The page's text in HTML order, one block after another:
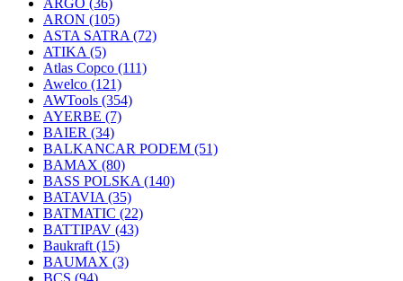
ARGO (36)
ARON (105)
ASTA SATRA (72)
ATIKA (5)
Atlas Copco (111)
Awelco (121)
AWTools (354)
AYERBE (7)
BAIER (34)
BALKANCAR PODEM (51)
BAMAX (80)
BASS POLSKA (140)
BATAVIA (35)
BATMATIC (22)
BATTIPAV (43)
Baukraft (15)
BAUMAX (3)
BCS (94)